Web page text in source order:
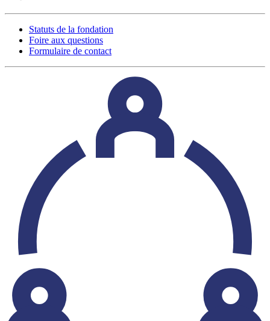
Statuts de la fondation
Foire aux questions
Formulaire de contact